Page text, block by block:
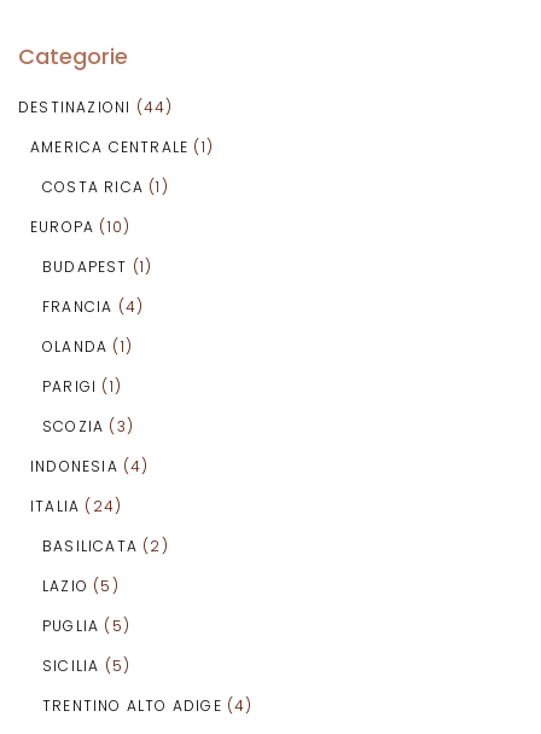
Categorie
DESTINAZIONI (44)
AMERICA CENTRALE (1)
COSTA RICA (1)
EUROPA (10)
BUDAPEST (1)
FRANCIA (4)
OLANDA (1)
PARIGI (1)
SCOZIA (3)
INDONESIA (4)
ITALIA (24)
BASILICATA (2)
LAZIO (5)
PUGLIA (5)
SICILIA (5)
TRENTINO ALTO ADIGE (4)